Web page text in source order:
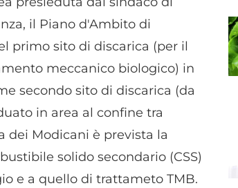
il Piano d'Ambito di
primo sito di discarica (per il
meccanico biologico) in
secondo sito di discarica (da
in area al confine tra
dei Modicani è prevista la
solido secondario (CSS)
e a quello di trattameto TMB.